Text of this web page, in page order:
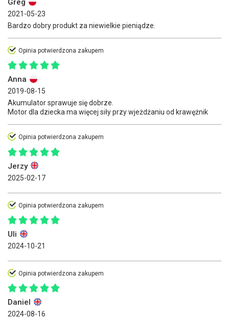
Greg
2021-05-23
Bardzo dobry produkt za niewielkie pieniądze.
Opinia potwierdzona zakupem
Anna
2019-08-15
Akumulator sprawuje się dobrze.
Motor dla dziecka ma więcej siły przy wjeżdżaniu od krawężnik
Opinia potwierdzona zakupem
Jerzy
2025-02-17
Opinia potwierdzona zakupem
Uli
2024-10-21
Opinia potwierdzona zakupem
Daniel
2024-08-16